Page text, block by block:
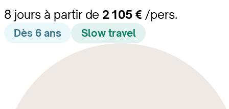
8 jours à partir de 2 105 € /pers.
Dès 6 ans Slow travel